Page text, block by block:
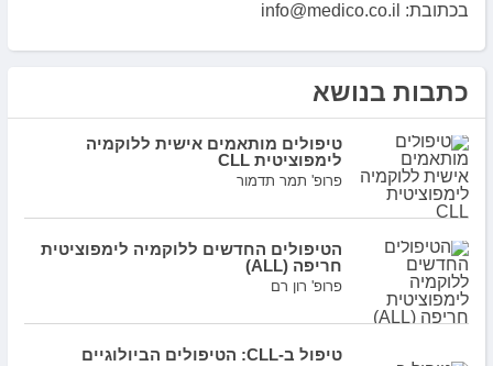
בכתובת: info@medico.co.il
כתבות בנושא
טיפולים מותאמים אישית ללוקמיה
לימפוציטית CLL
פרופ' תמר תדמור
הטיפולים החדשים ללוקמיה לימפוציטית
חריפה (ALL)
פרופ' רון רם
טיפול ב-CLL: הטיפולים הביולוגיים